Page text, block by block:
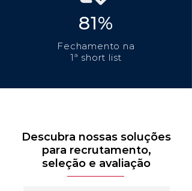
81%
Fechamento na
1ª short list
Descubra nossas soluções
para recrutamento,
seleção e avaliação